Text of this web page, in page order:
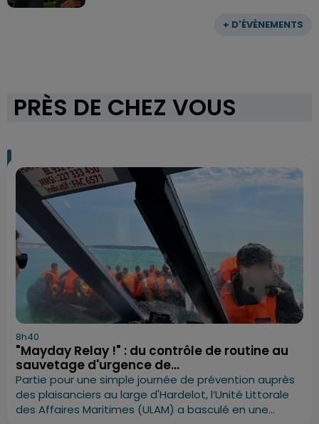
+ D'ÉVÈNEMENTS
PRÈS DE CHEZ VOUS
8h40
"Mayday Relay !" : du contrôle de routine au
sauvetage d'urgence de...
Partie pour une simple journée de prévention auprès
des plaisanciers au large d'Hardelot, l’Unité Littorale
des Affaires Maritimes (ULAM) a basculé en une...